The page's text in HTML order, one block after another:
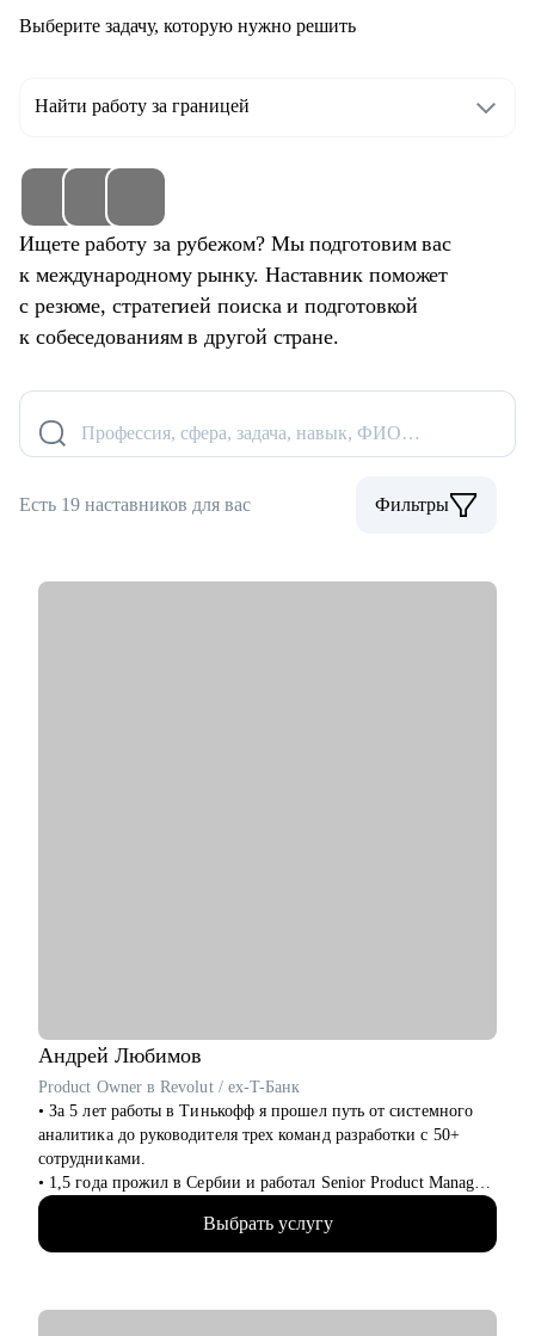
Выберите задачу, которую нужно решить
Найти работу за границей
Ищете работу за рубежом? Мы подготовим вас
к международному рынку. Наставник поможет
с резюме, стратегией поиска и подготовкой
к собеседованиям в другой стране.
Профессия, сфера, задача, навык, ФИО…
Есть 19 наставников для вас Фильтры
Андрей Любимов
Product Owner в Revolut / ex-T-Банк
• За 5 лет работы в Тинькофф я прошел путь от системного
аналитика до руководителя трех команд разработки с 50+
сотрудниками.
• 1,5 года прожил в Сербии и работал Senior Product Manager
удаленно в международном стартапе, специализирующемся
на CPaaS-решениях (США, Швеция, Австралия).
• Жил в Дубае, переехал в Барселону и работаю Senior
Выбрать услугу